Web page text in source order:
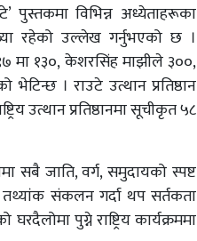
पुस्तकमा विभिन्न अध्येताहरूका
रहेको उल्लेख गर्नुभएको छ ।
मा १३०, केशरसिंह माझीले ३००,
। राउटे उत्थान प्रतिष्ठान
उत्थान प्रतिष्ठानमा सूचीकृत ५८
सबै जाति, वर्ग, समुदायको स्पष्ट
संकलन गर्दा थप सर्तकता
पुग्ने राष्ट्रिय कार्यक्रममा